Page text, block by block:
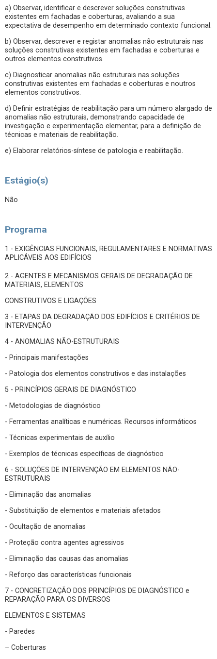
a) Observar, identificar e descrever soluções construtivas
existentes em fachadas e coberturas, avaliando a sua
expectativa de desempenho em determinado contexto funcional.
b) Observar, descrever e registar anomalias não estruturais nas
soluções construtivas existentes em fachadas e coberturas e
outros elementos construtivos.
c) Diagnosticar anomalias não estruturais nas soluções
construtivas existentes em fachadas e coberturas e noutros
elementos construtivos.
d) Definir estratégias de reabilitação para um número alargado de
anomalias não estruturais, demonstrando capacidade de
investigação e experimentação elementar, para a definição de
técnicas e materiais de reabilitação.
e) Elaborar relatórios-síntese de patologia e reabilitação.
Estágio(s)
Não
Programa
1 - EXIGÊNCIAS FUNCIONAIS, REGULAMENTARES E NORMATIVAS
APLICÁVEIS AOS EDIFÍCIOS
2 - AGENTES E MECANISMOS GERAIS DE DEGRADAÇÃO DE
MATERIAIS, ELEMENTOS
CONSTRUTIVOS E LIGAÇÕES
3 - ETAPAS DA DEGRADAÇÃO DOS EDIFÍCIOS E CRITÉRIOS DE
INTERVENÇÃO
4 - ANOMALIAS NÃO-ESTRUTURAIS
- Principais manifestações
- Patologia dos elementos construtivos e das instalações
5 - PRINCÍPIOS GERAIS DE DIAGNÓSTICO
- Metodologias de diagnóstico
- Ferramentas analíticas e numéricas. Recursos informáticos
- Técnicas experimentais de auxílio
- Exemplos de técnicas específicas de diagnóstico
6 - SOLUÇÕES DE INTERVENÇÃO EM ELEMENTOS NÃO-
ESTRUTURAIS
- Eliminação das anomalias
- Substituição de elementos e materiais afetados
- Ocultação de anomalias
- Proteção contra agentes agressivos
- Eliminação das causas das anomalias
- Reforço das características funcionais
7 - CONCRETIZAÇÃO DOS PRINCÍPIOS DE DIAGNÓSTICO e
REPARAÇÃO PARA OS DIVERSOS
ELEMENTOS E SISTEMAS
- Paredes
– Coberturas